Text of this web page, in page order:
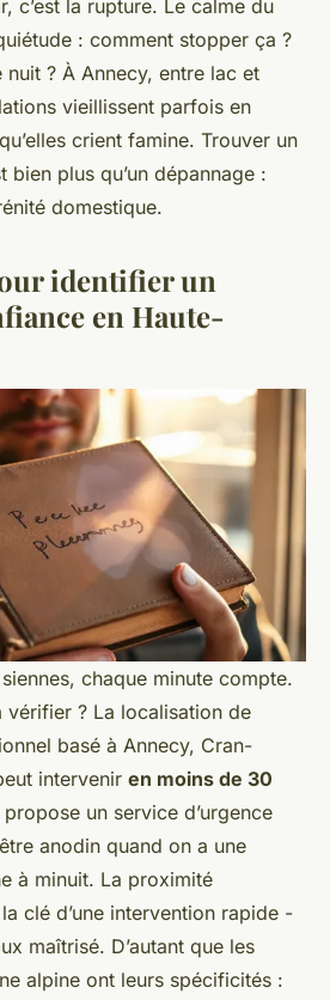
c’est la rupture. Le calme du
: comment stopper ça ?
? À Annecy, entre lac et
vieillissent parfois en
crient famine. Trouver un
bien plus qu’un dépannage :
domestique.
identifier un
en Haute-
chaque minute compte.
vérifier ? La localisation de
basé à Annecy, Cran-
intervenir en moins de 30
propose un service d’urgence
anodin quand on a une
à minuit. La proximité
clé d’une intervention rapide -
maîtrisé. D’autant que les
alpine ont leurs spécificités :